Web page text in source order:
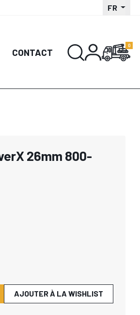
FR
CONTACT
26mm 800-
AJOUTER À LA WISHLIST